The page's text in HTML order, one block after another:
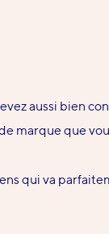
aussi bien
marque que
qui va